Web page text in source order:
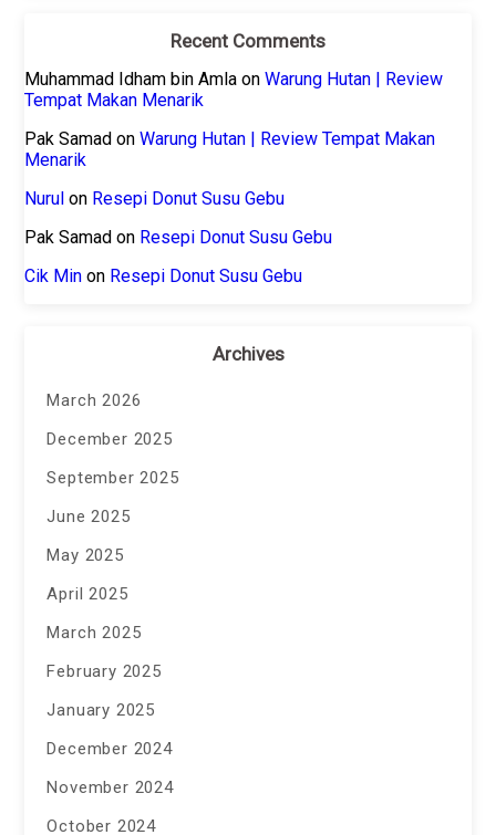
Recent Comments
Muhammad Idham bin Amla onWarung Hutan | Review
Tempat Makan Menarik
Pak Samad onWarung Hutan | Review Tempat Makan
Menarik
Nurul on Resepi Donut Susu Gebu
Pak Samad on Resepi Donut Susu Gebu
Cik Min on Resepi Donut Susu Gebu
Archives
March 2026
December 2025
September 2025
June 2025
May 2025
April 2025
March 2025
February 2025
January 2025
December 2024
November 2024
October 2024